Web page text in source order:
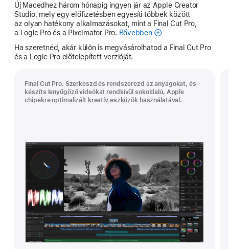
Új Macedhez három hónapig ingyen jár az Apple Creator
Studio, mely egy előfizetésben egyesíti többek között
az olyan hatékony alkalmazásokat, mint a Final Cut Pro,
a Logic Pro és a Pixelmator Pro. BővebbenApple
Studio
Ha szeretnéd, akár külön is megvásárolhatod a Final Cut Pro
és a Logic Pro előtelepített verzióját.
Final Cut Pro. Szerkeszd és rendszerezd az anyagokat, és
készíts lenyűgöző videókat rendkívül sokoldalú, Apple
chipekre optimalizált kreatív eszközök használatával.